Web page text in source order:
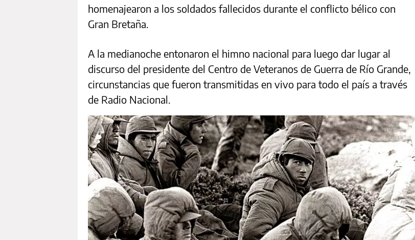
homenajearon a los soldados fallecidos durante el conflicto bélico con
Gran Bretaña.
A la medianoche entonaron el himno nacional para luego dar lugar al
discurso del presidente del Centro de Veteranos de Guerra de Río Grande,
circunstancias que fueron transmitidas en vivo para todo el país a través
de Radio Nacional.